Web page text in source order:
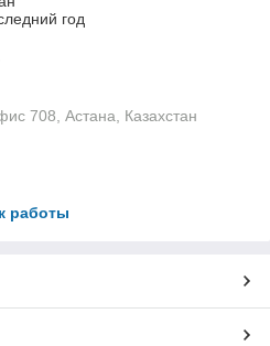
год
708, Астана, Казахстан
работы